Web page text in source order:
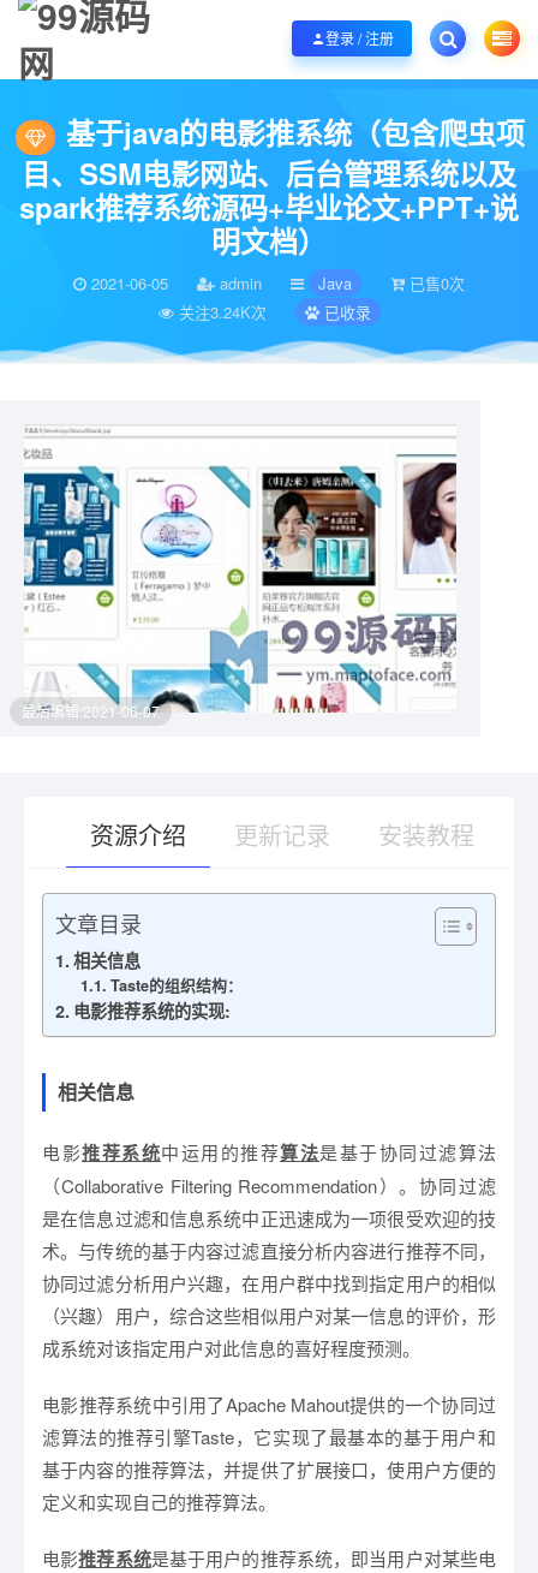
欢迎您光临99源码网，本站秉承服务宗旨 履行“站长”责任，销售只是起点 服务
登录 / 注册
当前位置： 基于java的电影推系统（包含爬虫项目、SSM
基于java的电影推系统（包含爬虫项
目、SSM电影网站、后台管理系统以及
spark推荐系统源码+毕业论文+PPT+说
明文档）
2021-06-05 admin Java
已售0次
关注3.24K次
已收录
最后编辑:2021-06-07
资源介绍 更新记录 安装教程
文章目录
相关信息
Taste的组织结构：
电影推荐系统的实现:
相关信息
电影推荐系统中运用的推荐算法是基于协同过滤算法
（Collaborative Filtering Recommendation）。协同过滤
是在信息过滤和信息系统中正迅速成为一项很受欢迎的技
术。与传统的基于内容过滤直接分析内容进行推荐不同，
协同过滤分析用户兴趣，在用户群中找到指定用户的相似
（兴趣）用户，综合这些相似用户对某一信息的评价，形
成系统对该指定用户对此信息的喜好程度预测。
电影推荐系统中引用了Apache Mahout提供的一个协同过
滤算法的推荐引擎Taste，它实现了最基本的基于用户和
基于内容的推荐算法，并提供了扩展接口，使用户方便的
定义和实现自己的推荐算法。
电影推荐系统是基于用户的推荐系统，即当用户对某些电